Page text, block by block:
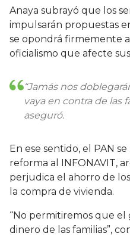
Anaya subrayó que los
impulsarán propuestas
se opondrá firmemente
oficialismo que afecte
“Jamás nos
vaya en contra de las
aseguró.
En ese sentido, el PAN
reforma al INFONAVIT,
perjudica el ahorro de
la compra de vivienda.
“No permitiremos que el
dinero de las familias”,